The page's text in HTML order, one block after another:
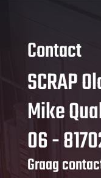
Contact
SCRAP
Mike
06 -
Graag